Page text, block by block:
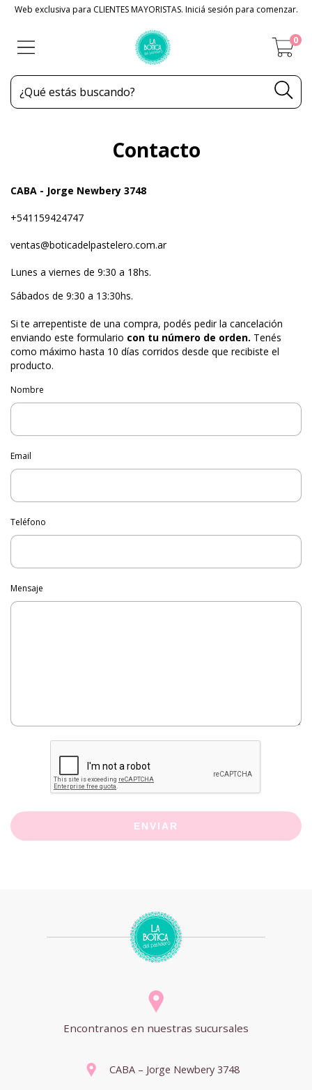
Web exclusiva para CLIENTES MAYORISTAS. Iniciá sesión para comenzar.
0
Contacto
CABA - Jorge Newbery 3748
+541159424747
ventas@boticadelpastelero.com.ar
Lunes a viernes de 9:30 a 18hs.
Sábados de 9:30 a 13:30hs.
Si te arrepentiste de una compra, podés pedir la cancelación
enviando este formulario con tu número de orden. Tenés
como máximo hasta 10 días corridos desde que recibiste el
producto.
Nombre
Email
Teléfono
Mensaje
ENVIAR
Encontranos en nuestras sucursales
CABA – Jorge Newbery 3748